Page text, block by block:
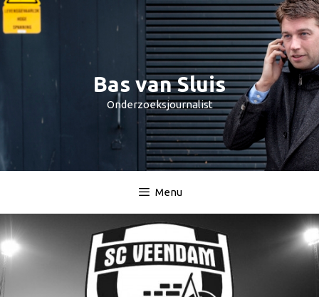
Spring
naar
Bas van Sluis
Onderzoeksjournalist
Menu